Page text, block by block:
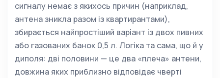
сигналу немає з якихось причин (наприклад,
антена зникла разом із квартирантами),
збирається найпростіший варіант із двох пивних
або газованих банок 0,5 л. Логіка та сама, що й у
диполя: дві половини — це два «плеча» антени,
довжина яких приблизно відповідає чверті